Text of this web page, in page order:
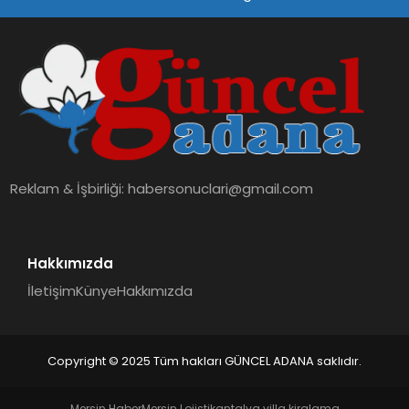
TEKNOLOJI
Reklam & İşbirliği:habersonuclari@gmail.com
Hakkımızda
İletişimKünyeHakkımızda
Copyright © 2025 Tüm hakları GÜNCEL ADANA saklıdır.